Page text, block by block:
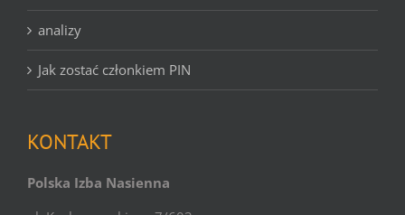
analizy
Jak zostać członkiem PIN
KONTAKT
Polska Izba Nasienna